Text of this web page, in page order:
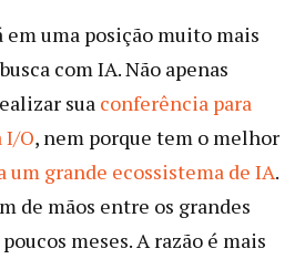
em uma posição muito mais
com IA. Não apenas
sua conferência para
I/O, nem porque tem o melhor
um grande ecossistema de IA.
de mãos entre os grandes
meses. A razão é mais